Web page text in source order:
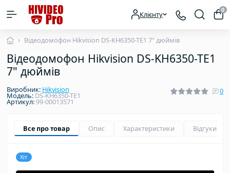
Клієнту 0
Відеодомофон Hikvision DS-KH6350-TE1 7" дюймів
Відеодомофон Hikvision DS-KH6350-TE1
7" дюймів
Виробник: Hikvision
Модель: DS-KH6350-TE1
Артикул:99-00013571
0
Все про товар Опис Характеристики Відгуки
Хіт